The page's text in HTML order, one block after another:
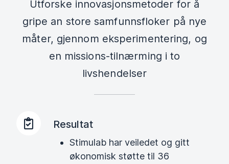
Utforske innovasjonsmetoder for å
gripe an store samfunnsfloker på nye
måter, gjennom eksperimentering, og
en missions-tilnærming i to
livshendelser
Resultat
Stimulab har veiledet og gitt
økonomisk støtte til 36